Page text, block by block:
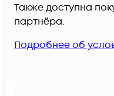
Также доступна
партнёра.
Подробнее об